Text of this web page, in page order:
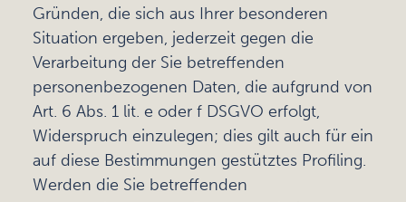
Gründen, die sich aus Ihrer besonderen
Situation ergeben, jederzeit gegen die
Verarbeitung der Sie betreffenden
personenbezogenen Daten, die aufgrund von
Art. 6 Abs. 1 lit. e oder f DSGVO erfolgt,
Widerspruch einzulegen; dies gilt auch für ein
auf diese Bestimmungen gestütztes Profiling.
Werden die Sie betreffenden